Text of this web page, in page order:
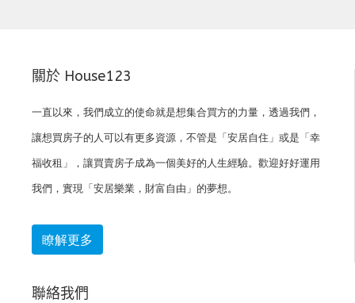
關於 House123
一直以來，我們成立的使命就是想集合買方的力量，透過我們，
讓想買房子的人可以有更多資源，不管是「安居自住」或是「幸
福收租」，讓買賣房子成為一個美好的人生經驗。歡迎好好運用
我們，實現「安居樂業，財富自由」的夢想。
瞭解更多
聯絡我們